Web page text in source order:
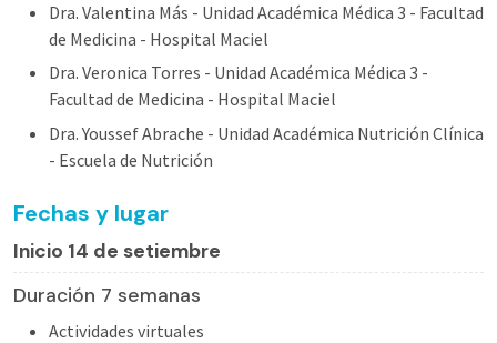
Dra. Valentina Más - Unidad Académica Médica 3 - Facultad
de Medicina - Hospital Maciel
Dra. Veronica Torres - Unidad Académica Médica 3 -
Facultad de Medicina - Hospital Maciel
Dra. Youssef Abrache - Unidad Académica Nutrición Clínica
- Escuela de Nutrición
Fechas y lugar
Inicio 14 de setiembre
Duración 7 semanas
Actividades virtuales